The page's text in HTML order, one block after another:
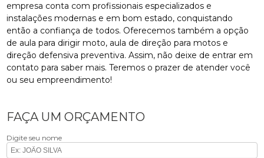
empresa conta com profissionais especializados e
instalações modernas e em bom estado, conquistando
então a confiança de todos. Oferecemos também a opção
de aula para dirigir moto, aula de direção para motos e
direção defensiva preventiva. Assim, não deixe de entrar em
contato para saber mais. Teremos o prazer de atender você
ou seu empreendimento!
FAÇA UM ORÇAMENTO
Digite seu nome